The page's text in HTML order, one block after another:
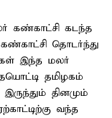
கண்காட்சி கடந்த
தொடர்ந்து
இந்த மலர்
தமிழகம்
தினமும்
வந்த